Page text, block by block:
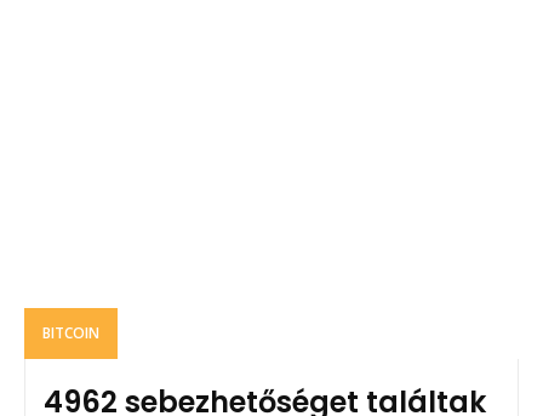
BITCOIN
4962 sebezhetőséget találtak